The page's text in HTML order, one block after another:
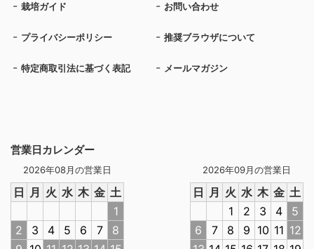
営業日カレンダー
2026年08月の営業日
日 月 火 水 木 金 土
1
2
3 4 5 6 7
8
2026年09月の営業日
日 月 火 水 木 金 土
1
2 3 4
5
6
7 8 9 10 11 12
栽培ガイド お問い合わせ
プライバシーポリシー 推奨ブラウザについて
特定商取引法に基づく表記 メールマガジン